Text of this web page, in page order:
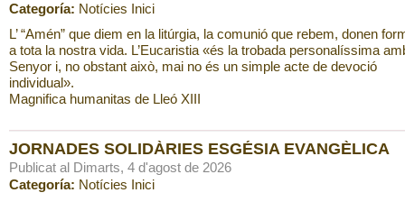
Categoría: Notícies Inici
L’ “Amén” que diem en la litúrgia, la comunió que rebem, donen
a tota la nostra vida. L’Eucaristia «és la trobada personalíssima
Senyor i, no obstant això, mai no és un simple acte de devoció
individual».
Magnifica humanitas de Lleó XIII
JORNADES SOLIDÀRIES ESGÉSIA EVANGÈLICA
Publicat al Dimarts, 4 d'agost de 2026
Categoría: Notícies Inici